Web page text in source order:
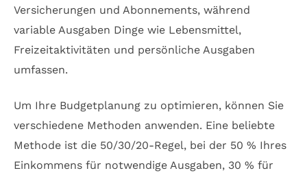
Versicherungen und Abonnements, während
variable Ausgaben Dinge wie Lebensmittel,
Freizeitaktivitäten und persönliche Ausgaben
umfassen.
Um Ihre Budgetplanung zu optimieren, können Sie
verschiedene Methoden anwenden. Eine beliebte
Methode ist die 50/30/20-Regel, bei der 50 % Ihres
Einkommens für notwendige Ausgaben, 30 % für